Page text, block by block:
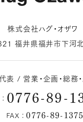
株式会社ハグ・オザワ
福井県福井市下河
表 / 営業・企画・総務
0776-89-
FAX：0776-89-1375